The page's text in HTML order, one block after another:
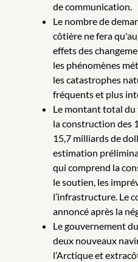
de communication.
Le nombre de
côtière ne fera
effets des
les phénomènes
les catastrophes
fréquents et plus
Le montant total
la construction des
15,7 milliards de
estimation
qui comprend la
le soutien, les
l’infrastructure. Le
annoncé après la
Le gouvernement
deux nouveaux
l’Arctique et